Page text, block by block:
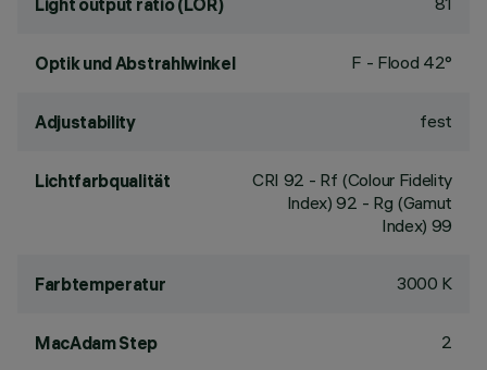
Light output ratio (LOR)
Optik und Abstrahlwinkel F - Flood 42°
Adjustability fest
Lichtfarbqualität CRI 92 - Rf (Colour Fidelity
Index) 92 - Rg (Gamut
Index) 99
Farbtemperatur 3000 K
MacAdam Step 2